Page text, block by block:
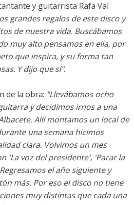
y guitarrista Rafa Val
grandes regalos de este disco y
de nuestra vida. Buscábamos
muy alto pensamos en ella, por
que inspira, y su forma tan
Y dijo que sí".
de la obra: "Llevábamos ocho
y decidimos irnos a una
Allí montamos un local de
una semana hicimos
clara. Volvimos un mes
'La voz del presidente', 'Parar la
el año siguiente y
más. Por eso el disco no tiene
muy distintas que cada una